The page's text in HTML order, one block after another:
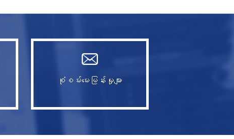
စုံစမ်းမေးမြန်းမှုများ